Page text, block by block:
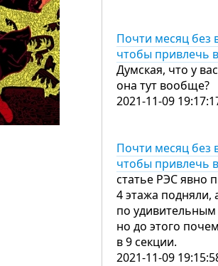
Почти месяц без
чтобы привлечь
Думская, что у
она тут вообще?
2021-11-09
Почти месяц без
чтобы привлечь
статье РЭС явно
4 этажа подняли,
по удивительным
но до этого
в 9 секции.
2021-11-09